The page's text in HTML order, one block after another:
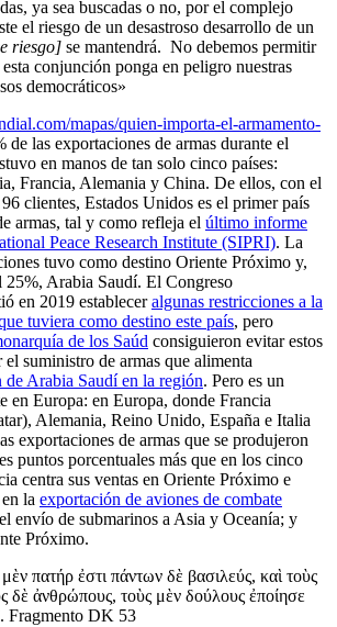
ya sea buscadas o no, por el complejo
el riesgo de un desastroso desarrollo de un
riesgo] se mantendrá. No debemos permitir
conjunción ponga en peligro nuestras
democráticos»
mapas/quien-importa-el-armamento-
de las exportaciones de armas durante el
en manos de tan solo cinco países:
Francia, Alemania y China. De ellos, con el
clientes, Estados Unidos es el primer país
armas, tal y como refleja el último informe
Peace Research Institute (SIPRI). La
tuvo como destino Oriente Próximo y,
25%, Arabia Saudí. El Congreso
en 2019 estableceralgunas restricciones a la
tuviera como destino este país, pero
de los Saúd consiguieron evitar estos
el suministro de armas que alimenta
de Arabia Saudí en la región. Pero es un
en Europa: en Europa, donde Francia
Alemania, Reino Unido, España e Italia
exportaciones de armas que se produjeron
puntos porcentuales más que en los cinco
centra sus ventas en Oriente Próximo e
la exportación de aviones de combate
envío de submarinos a Asia y Oceanía; y
Próximo.
πατήρ ἐστι πάντων δὲ βασιλεύς, καὶ τοὺς
δὲ ἀνθρώπους, τοὺς μὲν δούλους ἐποίησε
Fragmento DK 53